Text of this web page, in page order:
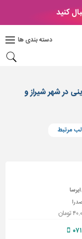
کنید
دسته بندی ها
در شهر شیراز و
مرتبط